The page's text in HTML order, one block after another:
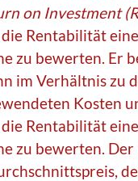
on Investment
Rentabilität
zu bewerten. Er
im Verhältnis zu
Kosten
Rentabilität
zu bewerten. Der